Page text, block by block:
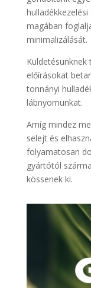
magában
minimalizálását.
előírásokat
tonnányi
lábnyomunkat.
Amíg mindez
selejt és
folyamatosan
gyártótól
kössenek ki.